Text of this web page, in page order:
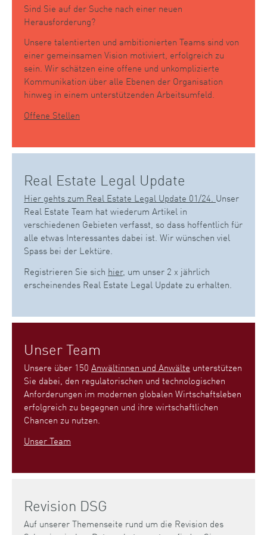
Sind Sie auf der Suche nach einer neuen
Herausforderung?
Unsere talentierten und ambitionierten Teams sind von
einer gemeinsamen Vision motiviert, erfolgreich zu
sein. Wir schätzen eine offene und unkomplizierte
Kommunikation über alle Ebenen der Organisation
hinweg in einem unterstützenden Arbeitsumfeld.
Offene Stellen
Real Estate Legal Update
Hier gehts zum Real Estate Legal Update 01/24. Unser
Real Estate Team hat wiederum Artikel in
verschiedenen Gebieten verfasst, so dass hoffentlich für
alle etwas Interessantes dabei ist. Wir wünschen viel
Spass bei der Lektüre.
Registrieren Sie sich hier, um unser 2 x jährlich
erscheinendes Real Estate Legal Update zu erhalten.
Unser Team
Unsere über 150 Anwältinnen und Anwälte unterstützen
Sie dabei, den regulatorischen und technologischen
Anforderungen im modernen globalen Wirtschaftsleben
erfolgreich zu begegnen und ihre wirtschaftlichen
Chancen zu nutzen.
Unser Team
Revision DSG
Auf unserer Themenseite rund um die Revision des